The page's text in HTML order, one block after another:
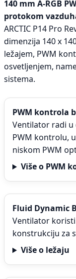
140 mm A-RGB
protokom
ARCTIC P14 Pro
dimenzija 140 x
ležajem, PWM
osvetljenjem,
sistema.
PWM kontrola
Ventilator radi u
PWM kontrolu,
niskom PWM
Više o PWM
Fluid Dynamic
Ventilator
konstrukciju za
Više o ležaju